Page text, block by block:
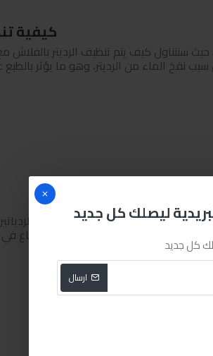
ليصلك كل جديد
كل جديد
ارسال
كيفية
حيث سنتناول كيف يتم تنظيف الرديتر
نفخ الماء من الرديتر، وهو ما يؤثر
الأجزاء التي تتواجد في السيارة هي
يعمل بكامل طاقته وكفاءته، فأي ارتفاع في